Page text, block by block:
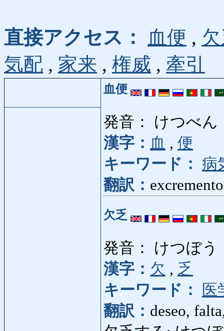
直接アクセス： 血便 ,
気配 , 家来 , 権威 , 牽引
血便
発音： けつべん
漢字： 血 , 便
キーワード： 病
翻訳：
欠乏
発音： けつぼう
漢字： 欠 , 乏
キーワード：
医
翻訳： deseo,